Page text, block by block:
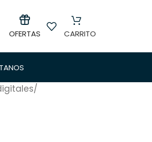
OFERTAS CARRITO
/